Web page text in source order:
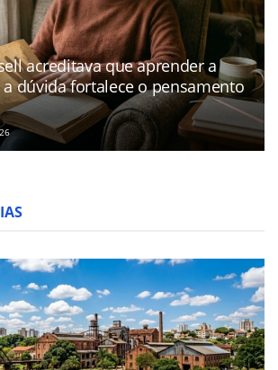
acreditava que aprender a
dúvida fortalece o pensamento